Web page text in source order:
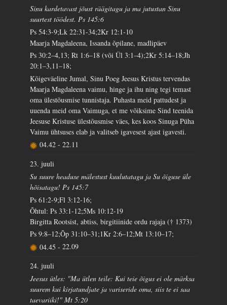
Sinu kardetavast jõust räägitagu ja ma jutustan Sinu
suurtest töödest. Ps 145:6
Ps 54:3-9;Lk 22:31-34;2Kr 12:1-10
Maarja Magdaleena, Issanda õpilane, madlipäev
Ps 30:2–4,13; Rt 1:6–18 (või Ül 3:1–4);2Kr 5:14–18;Jh
20:1–3,11–18;
Kõigeväeline Jumal, Sinu Poeg Jeesus Kristus tervendas
Maarja Magdaleena vaimu, hinge ja ihu ning tegi temast
oma ülestõusmise tunnistaja. Puhasta meid pattudest ja
uuenda meid oma Vaimuga, et me võiksime Sind teenida
Jeesuse Kristuse ülestõusmise väes, kes koos Sinuga Püha
Vaimu ühtsuses elab ja valitseb igavesest ajast igavesti.
04.42 - 22.11
23. juuli
Su suure headuse mälestust kuulutatagu ja Su õiguse üle
hõisatagu! Ps 145:7
Ps 61:2-9;Fl 3:12-16;
Õhtul: Ps 33:1-12;5Ms 10:12-19
Birgitta Rootsist, abtiss, birgitiinide ordu rajaja († 1373)
Ps 9:8–12;Õp 31:10–31;1Kr 2:6–12;Mt 13:10–17;
04.45 - 22.09
24. juuli
Jeesus ütles: "Ma ütlen teile: Kui teie õigus ei ole märksa
suurem kui kirjatundjate ja variseride oma, siis te ei saa
taevariiki!" Mt 5:20